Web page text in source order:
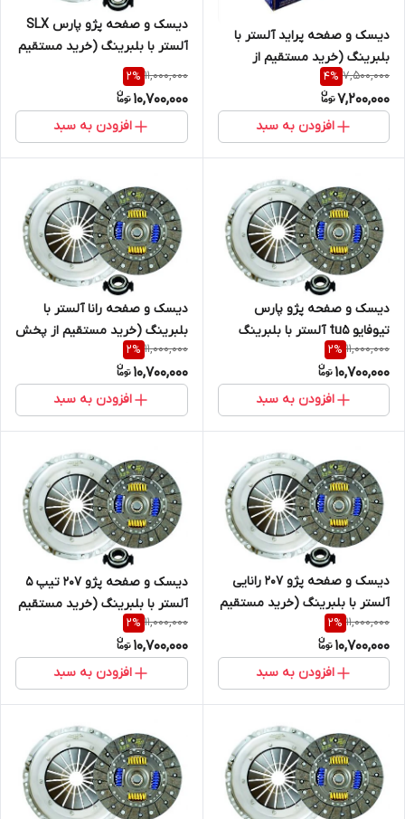
دیسک و صفحه پراید آلستر با
بلبرینگ (خرید مستقیم از
پخش کننده)
7,500,000
4%
7,200,000
افزودن به سبد
دیسک و صفحه پژو پارس SLX
آلستر با بلبرینگ (خرید مستقیم
از پخش کننده)
11,000,000
2%
10,700,000
افزودن به سبد
دیسک و صفحه پژو پارس
تیوفایو tu5 آلستر با بلبرینگ
(خرید مستقیم از پخش کننده)
11,000,000
2%
10,700,000
افزودن به سبد
دیسک و صفحه رانا آلستر با
بلبرینگ (خرید مستقیم از پخش
کننده)
11,000,000
2%
10,700,000
افزودن به سبد
دیسک و صفحه پژو 207 رانایی
آلستر با بلبرینگ (خرید مستقیم
از پخش کننده)
11,000,000
2%
10,700,000
افزودن به سبد
دیسک و صفحه پژو 207 تیپ 5
آلستر با بلبرینگ (خرید مستقیم
از پخش کننده)
11,000,000
2%
10,700,000
افزودن به سبد